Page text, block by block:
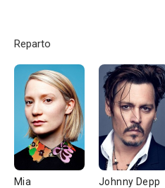
Reparto
Mia
Johnny Depp